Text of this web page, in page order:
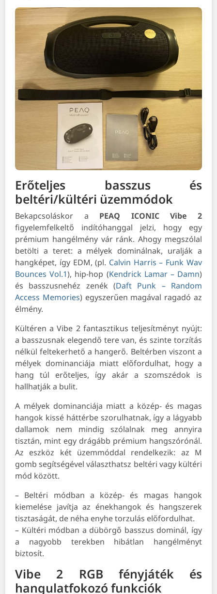
Erőteljes basszus és
beltéri/kültéri üzemmódok
Bekapcsoláskor a PEAQ ICONIC Vibe 2
figyelemfelkeltő indítóhanggal jelzi, hogy egy
prémium hangélmény vár ránk. Ahogy megszólal
betölti a teret: a mélyek dominálnak, uralják a
hangképet, így EDM, (pl. Calvin Harris – Funk Wav
Bounces Vol.1), hip-hop (Kendrick Lamar – Damn)
és basszusnehéz zenék (Daft Punk – Random
Access Memories) egyszerűen magával ragadó az
élmény.
Kültéren a Vibe 2 fantasztikus teljesítményt nyújt:
a basszusnak elegendő tere van, és szinte torzítás
nélkül feltekerhető a hangerő. Beltérben viszont a
mélyek dominanciája miatt előfordulhat, hogy a
hang túl erőteljes, így akár a szomszédok is
hallhatják a bulit.
A mélyek dominanciája miatt a közép- és magas
hangok kissé háttérbe szorulhatnak, így a lágyabb
dallamok nem mindig szólalnak meg annyira
tisztán, mint egy drágább prémium hangszórónál.
Az eszköz két üzemmóddal rendelkezik: az M
gomb segítségével választhatsz beltéri vagy kültéri
mód között.
– Beltéri módban a közép- és magas hangok
kiemelése javítja az énekhangok és hangszerek
tisztaságát, de néha enyhe torzulás előfordulhat.
– Kültéri módban a dübörgő basszus dominál, így
a nagyobb terekben hibátlan hangélményt
biztosít.
Vibe 2 RGB fényjáték és
hangulatfokozó funkciók